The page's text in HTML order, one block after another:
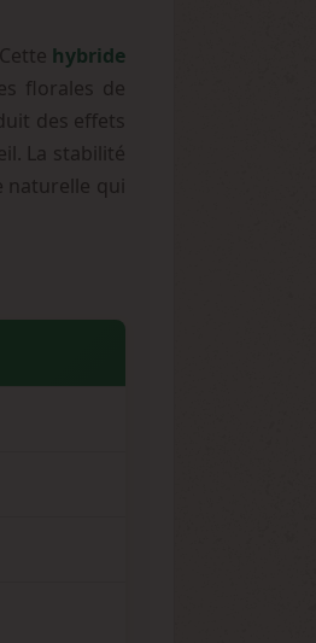
hybride
florales de
des effets
La stabilité
qui